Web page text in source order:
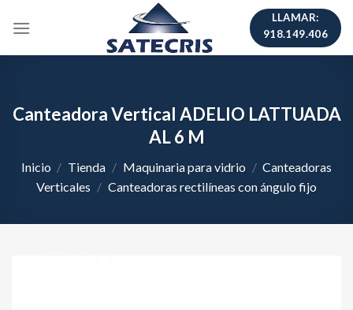
LLAMAR:
918.149.406
Canteadora Vertical ADELIO LATTUADA
AL 6 M
Inicio / Tienda / Maquinaria para vidrio / Canteadoras
Verticales / Canteadoras rectilíneas con ángulo fijo